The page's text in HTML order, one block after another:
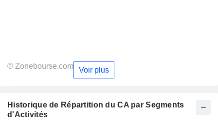
© Zonebourse.com Voir plus
Historique de Répartition du CA par Segments
d'Activités